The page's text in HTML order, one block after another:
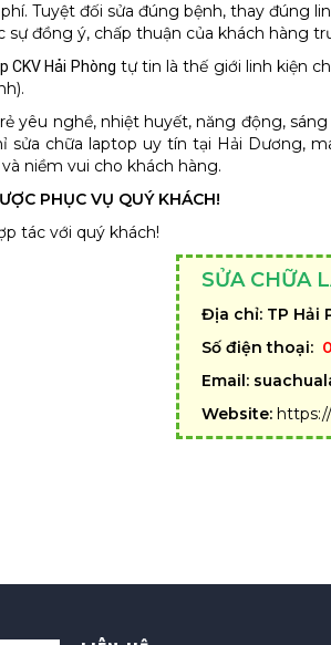
Tuyệt đối sửa đúng bệnh, thay đúng
sự đồng ý, chấp thuận của khách hàng
CKV Hải Phòng tự tin là thế giới linh kiện
yêu nghề, nhiệt huyết, năng động,
sửa chữa laptop uy tín tại Hải Dương,
niềm vui cho khách hàng.
PHỤC VỤ QUÝ KHÁCH!
tác với quý khách!
SỬA CHỮA
Địa chỉ: TP Hải
Số điện thoại: 0
Email:
Website: